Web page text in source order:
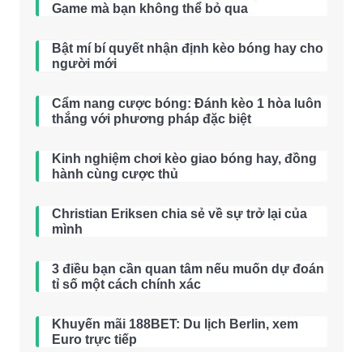
Game mà bạn không thể bỏ qua
Bật mí bí quyết nhận định kèo bóng hay cho
người mới
Cẩm nang cược bóng: Đánh kèo 1 hòa luôn
thắng với phương pháp đặc biệt
Kinh nghiệm chơi kèo giao bóng hay, đồng
hành cùng cược thủ
Christian Eriksen chia sẻ về sự trở lại của
mình
3 điều bạn cần quan tâm nếu muốn dự đoán
tỉ số một cách chính xác
Khuyến mãi 188BET: Du lịch Berlin, xem
Euro trực tiếp